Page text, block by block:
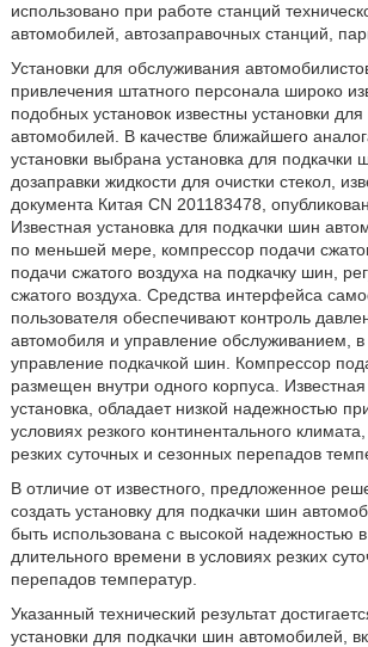
использовано при работе станций
автомобилей, автозаправочных станций,
Установки для обслуживания
привлечения штатного персонала широко
подобных установок известны установки
автомобилей. В качестве ближайшего
установки выбрана установка для подкачки
дозаправки жидкости для очистки стекол,
документа Китая CN 201183478,
Известная установка для подкачки шин
по меньшей мере, компрессор подачи
подачи сжатого воздуха на подкачку шин,
сжатого воздуха. Средства интерфейса
пользователя обеспечивают контроль
автомобиля и управление обслуживанием, в
управление подкачкой шин. Компрессор
размещен внутри одного корпуса.
установка, обладает низкой надежностью
условиях резкого континентального
резких суточных и сезонных перепадов
В отличие от известного, предложенное
создать установку для подкачки шин
быть использована с высокой надежностью
длительного времени в условиях резких
перепадов температур.
Указанный технический результат
установки для подкачки шин автомобилей,